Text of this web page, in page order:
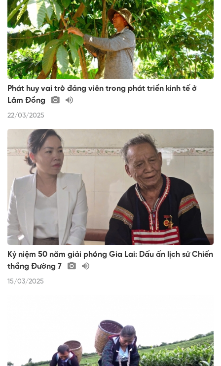
Phát huy vai trò đảng viên trong phát triển kinh tế ở
Lâm Đồng
22/03/2025
Kỷ niệm 50 năm giải phóng Gia Lai: Dấu ấn lịch sử Chiến
thắng Đường 7
15/03/2025